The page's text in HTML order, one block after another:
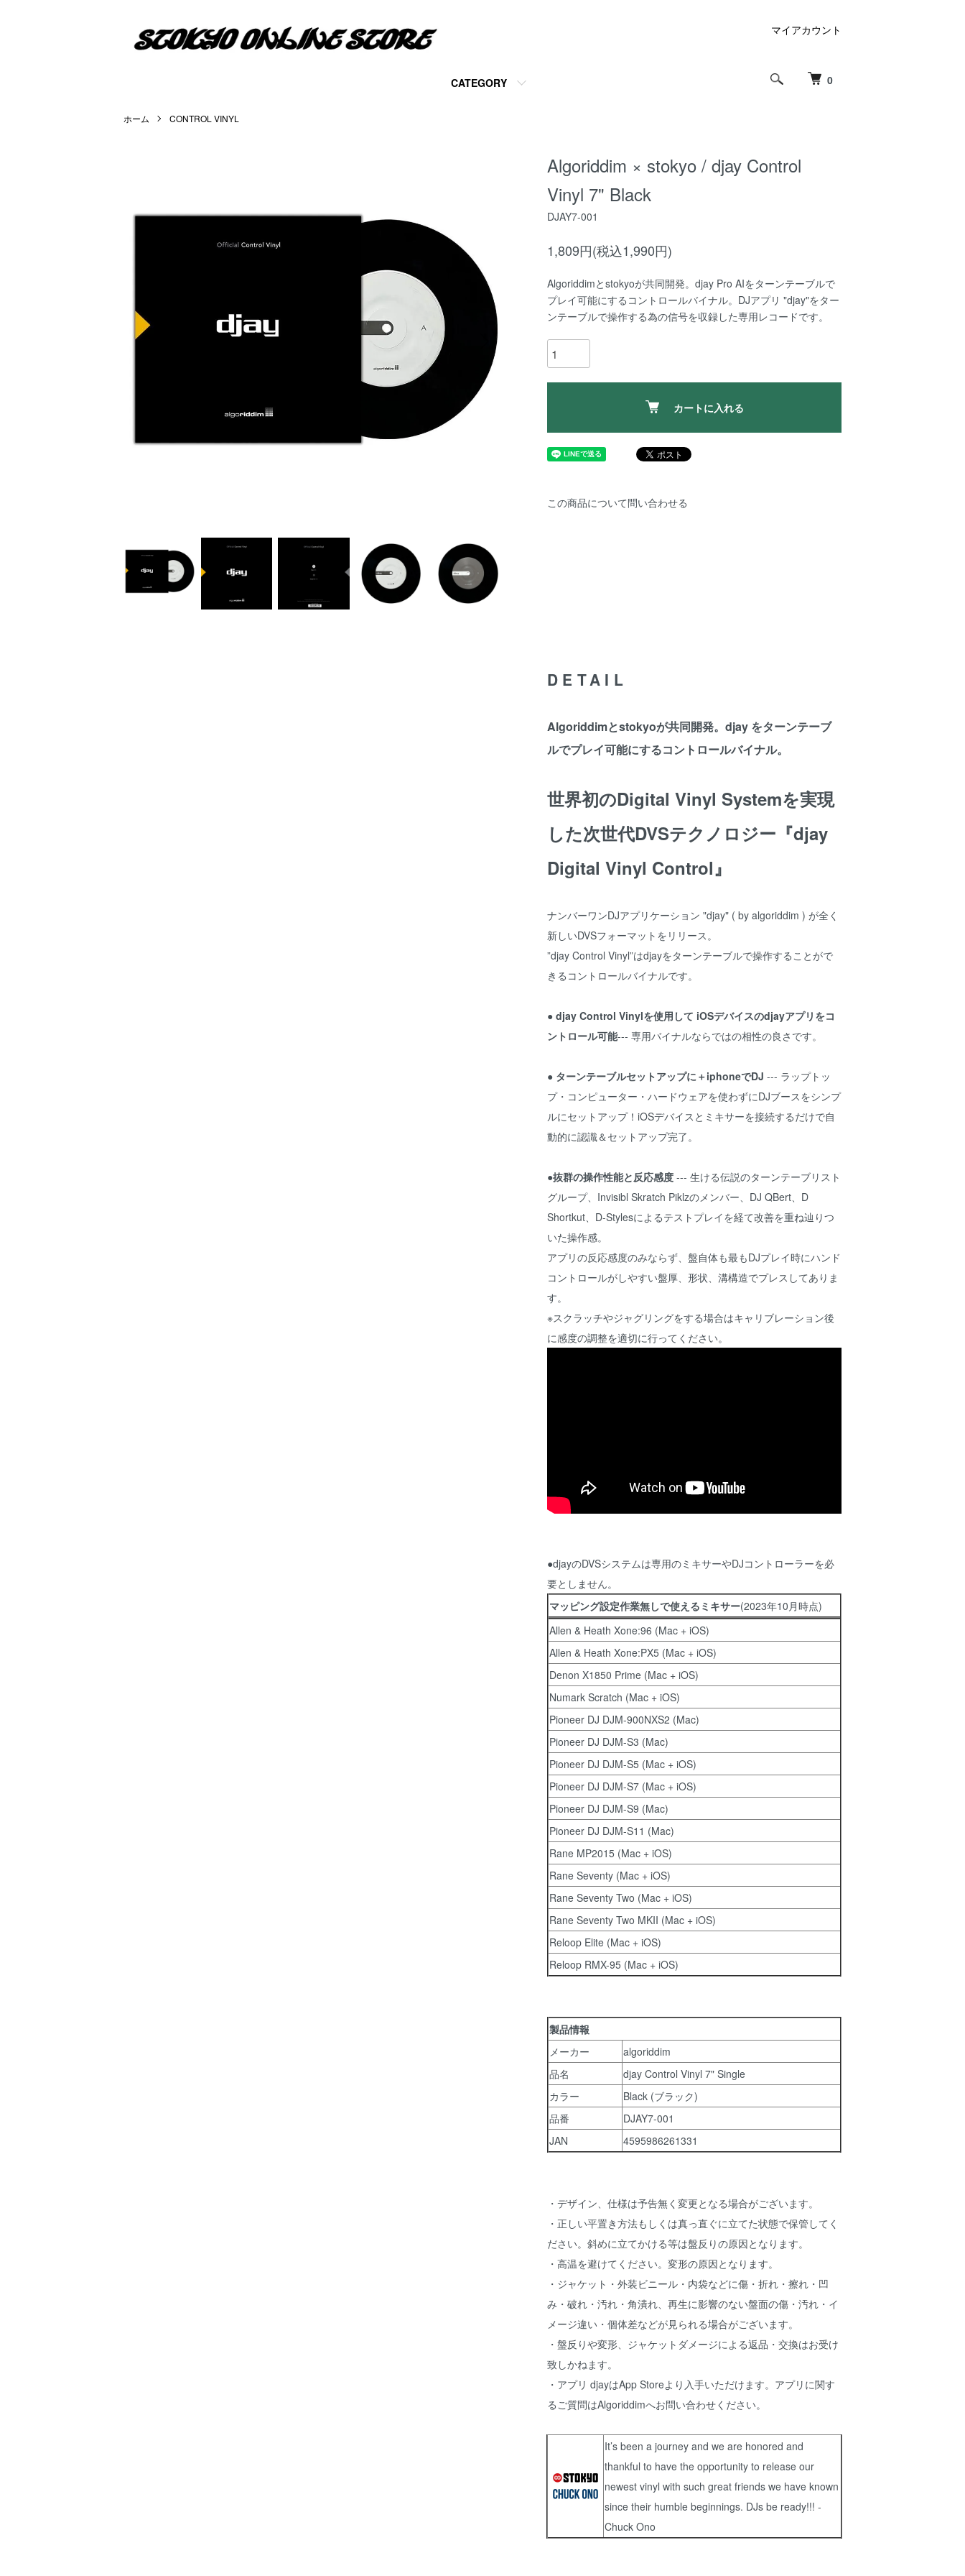
0
CATEGORY
マイアカウント
ホーム CONTROL VINYL
Algoriddim × stokyo / djay Control
Vinyl 7" Black
DJAY7-001
1,809円(税込1,990円)
Algoriddimとstokyoが共同開発。djay Pro AIをターンテーブルで
プレイ可能にするコントロールバイナル。DJアプリ "djay"をター
ンテーブルで操作する為の信号を収録した専用レコードです。
カートに入れる
この商品について問い合わせる
DETAIL
Algoriddimとstokyoが共同開発。djay をターンテーブ
ルでプレイ可能にするコントロールバイナル。
世界初のDigital Vinyl Systemを実現
した次世代DVSテクノロジー『djay
Digital Vinyl Control』
ナンバーワンDJアプリケーション "djay" ( by algoriddim ) が全く
新しいDVSフォーマットをリリース。
”djay Control Vinyl”はdjayをターンテーブルで操作することがで
きるコントロールバイナルです。
● djay Control Vinylを使用して iOSデバイスのdjayアプリをコ
ントロール可能--- 専用バイナルならではの相性の良さです。
● ターンテーブルセットアップに＋iphoneでDJ --- ラップトッ
プ・コンピューター・ハードウェアを使わずにDJブースをシンプ
ルにセットアップ！iOSデバイスとミキサーを接続するだけで自
動的に認識＆セットアップ完了。
●抜群の操作性能と反応感度 --- 生ける伝説のターンテーブリスト
グループ、Invisibl Skratch Piklzのメンバー、DJ QBert、D
Shortkut、D-Stylesによるテストプレイを経て改善を重ね辿りつ
いた操作感。
アプリの反応感度のみならず、盤自体も最もDJプレイ時にハンド
コントロールがしやすい盤厚、形状、溝構造でプレスしてありま
す。
※スクラッチやジャグリングをする場合はキャリブレーション後
に感度の調整を適切に行ってください。
●djayのDVSシステムは専用のミキサーやDJコントローラーを必
要としません。
マッピング設定作業無しで使えるミキサー(2023年10月時点)
Allen & Heath Xone:96 (Mac + iOS)
Allen & Heath Xone:PX5 (Mac + iOS)
Denon X1850 Prime (Mac + iOS)
Numark Scratch (Mac + iOS)
Pioneer DJ DJM-900NXS2 (Mac)
Pioneer DJ DJM-S3 (Mac)
Pioneer DJ DJM-S5 (Mac + iOS)
Pioneer DJ DJM-S7 (Mac + iOS)
Pioneer DJ DJM-S9 (Mac)
Pioneer DJ DJM-S11 (Mac)
Rane MP2015 (Mac + iOS)
Rane Seventy (Mac + iOS)
Rane Seventy Two (Mac + iOS)
Rane Seventy Two MKII (Mac + iOS)
Reloop Elite (Mac + iOS)
Reloop RMX-95 (Mac + iOS)
製品情報
メーカー
algoriddim
品名
djay Control Vinyl 7" Single
カラー
Black (ブラック)
品番
DJAY7-001
JAN
4595986261331
・デザイン、仕様は予告無く変更となる場合がございます。
・正しい平置き方法もしくは真っ直ぐに立てた状態で保管してく
ださい。斜めに立てかける等は盤反りの原因となります。
・高温を避けてください。変形の原因となります。
・ジャケット・外装ビニール・内袋などに傷・折れ・擦れ・凹
み・破れ・汚れ・角潰れ、再生に影響のない盤面の傷・汚れ・イ
メージ違い・個体差などが見られる場合がございます。
・盤反りや変形、ジャケットダメージによる返品・交換はお受け
致しかねます。
・アプリ djayはApp Storeより入手いただけます。アプリに関す
るご質問はAlgoriddimへお問い合わせください。
It’s been a journey and we are honored and
thankful to have the opportunity to release our
newest vinyl with such great friends we have known
since their humble beginnings. DJs be ready!!! -
Chuck Ono